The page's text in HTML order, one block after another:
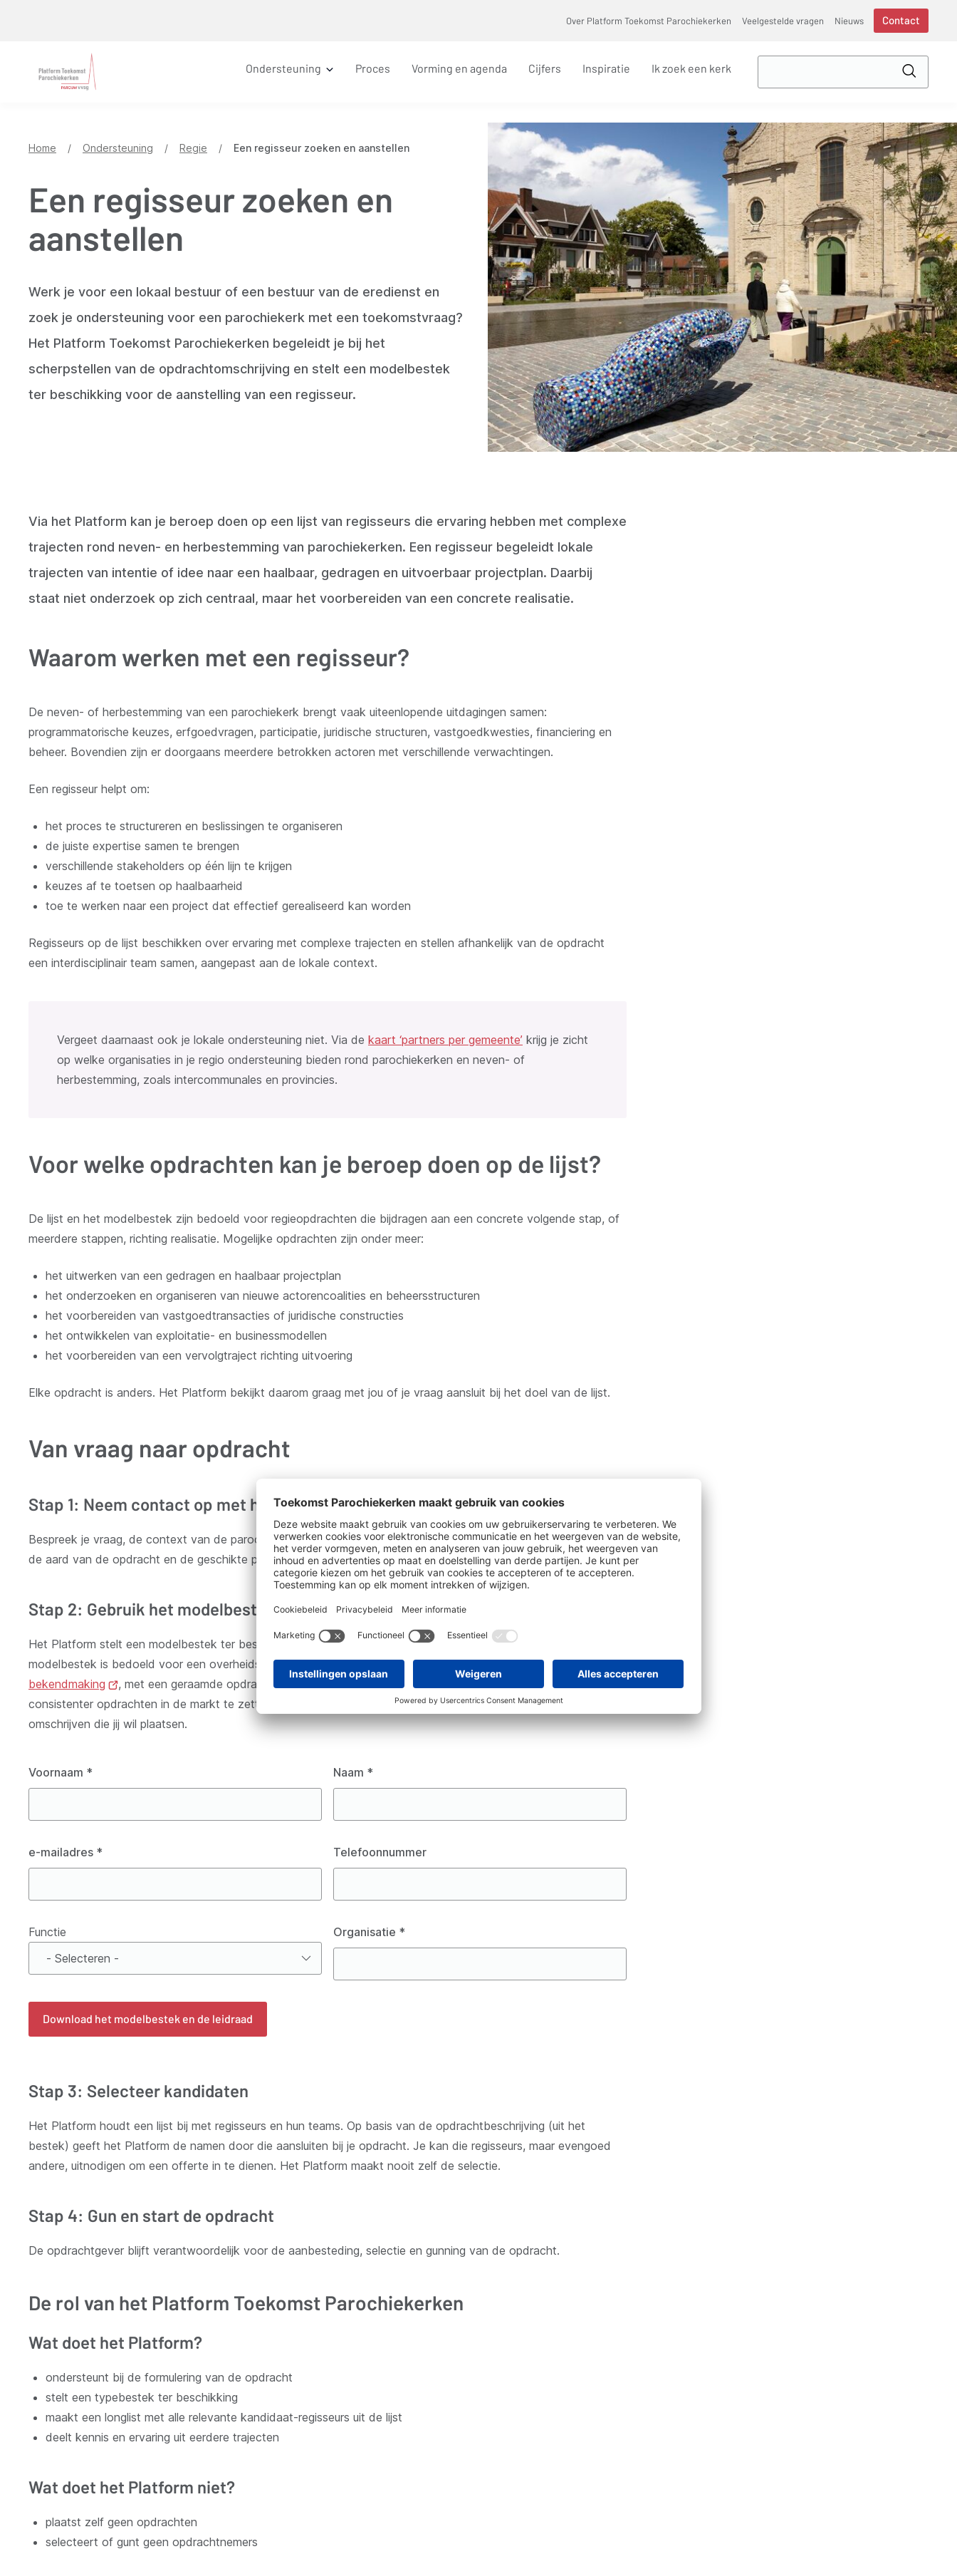
Over Platform Toekomst Parochiekerken Veelgestelde vragen Nieuws Contact
Ondersteuning Proces Vorming en agenda Cijfers Inspiratie Ik zoek een kerk
in
Home / Ondersteuning / Regie / Een regisseur zoeken en aanstellen
Een regisseur zoeken en
aanstellen
Werk je voor een lokaal bestuur of een bestuur van de eredienst en
zoek je ondersteuning voor een parochiekerk met een toekomstvraag?
Het Platform Toekomst Parochiekerken begeleidt je bij het
scherpstellen van de opdrachtomschrijving en stelt een modelbestek
ter beschikking voor de aanstelling van een regisseur.
Via het Platform kan je beroep doen op een lijst van regisseurs die ervaring hebben met complexe
trajecten rond neven- en herbestemming van parochiekerken. Een regisseur begeleidt lokale
trajecten van intentie of idee naar een haalbaar, gedragen en uitvoerbaar projectplan. Daarbij
staat niet onderzoek op zich centraal, maar het voorbereiden van een concrete realisatie.
Waarom werken met een regisseur?
De neven- of herbestemming van een parochiekerk brengt vaak uiteenlopende uitdagingen samen:
programmatorische keuzes, erfgoedvragen, participatie, juridische structuren, vastgoedkwesties, financiering en
beheer. Bovendien zijn er doorgaans meerdere betrokken actoren met verschillende verwachtingen.
Een regisseur helpt om:
het proces te structureren en beslissingen te organiseren
de juiste expertise samen te brengen
verschillende stakeholders op één lijn te krijgen
keuzes af te toetsen op haalbaarheid
toe te werken naar een project dat effectief gerealiseerd kan worden
Regisseurs op de lijst beschikken over ervaring met complexe trajecten en stellen afhankelijk van de opdracht
een interdisciplinair team samen, aangepast aan de lokale context.
Vergeet daarnaast ook je lokale ondersteuning niet. Via de kaart ‘partners per gemeente’ krijg je zicht
op welke organisaties in je regio ondersteuning bieden rond parochiekerken en neven- of
herbestemming, zoals intercommunales en provincies.
Voor welke opdrachten kan je beroep doen op de lijst?
De lijst en het modelbestek zijn bedoeld voor regieopdrachten die bijdragen aan een concrete volgende stap, of
meerdere stappen, richting realisatie. Mogelijke opdrachten zijn onder meer:
het uitwerken van een gedragen en haalbaar projectplan
het onderzoeken en organiseren van nieuwe actorencoalities en beheersstructuren
het voorbereiden van vastgoedtransacties of juridische constructies
het ontwikkelen van exploitatie- en businessmodellen
het voorbereiden van een vervolgtraject richting uitvoering
Elke opdracht is anders. Het Platform bekijkt daarom graag met jou of je vraag aansluit bij het doel van de lijst.
Van vraag naar opdracht
Stap 1: Neem contact op met het Platform
Bespreek je vraag, de context van de parochiekerk en de gewenste opdracht. Het Platform denkt mee na over
de aard van de opdracht en de geschikte procedure.
Stap 2: Gebruik het modelbestek
Het Platform stelt een modelbestek ter beschikking dat aangepast kan worden aan jouw lokale situatie. Dit
modelbestek is bedoeld voor een overheidsopdracht via deonderhandelingsprocedure zonder voorafgaande
bekendmaking
(opent
nieuw
venster)
, met een geraamde opdrachtwaarde van maximaal 140.000 euro. Dit helpt om sneller en
consistenter opdrachten in de markt te zetten. Een leidraad ‘projectdefinitie’ helpt je om precies de opdracht te
omschrijven die jij wil plaatsen.
Voornaam * Naam *
e-mailadres * Telefoonnummer
Functie
Functie
*
Organisatie *
Download het modelbestek en de leidraad
Stap 3: Selecteer kandidaten
Het Platform houdt een lijst bij met regisseurs en hun teams. Op basis van de opdrachtbeschrijving (uit het
bestek) geeft het Platform de namen door die aansluiten bij je opdracht. Je kan die regisseurs, maar evengoed
andere, uitnodigen om een offerte in te dienen. Het Platform maakt nooit zelf de selectie.
Stap 4: Gun en start de opdracht
De opdrachtgever blijft verantwoordelijk voor de aanbesteding, selectie en gunning van de opdracht.
De rol van het Platform Toekomst Parochiekerken
Wat doet het Platform?
ondersteunt bij de formulering van de opdracht
stelt een typebestek ter beschikking
maakt een longlist met alle relevante kandidaat-regisseurs uit de lijst
deelt kennis en ervaring uit eerdere trajecten
Wat doet het Platform niet?
plaatst zelf geen opdrachten
selecteert of gunt geen opdrachtnemers